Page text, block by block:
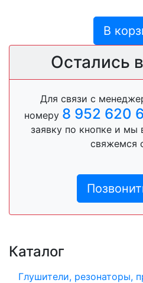
В
Остались
Для связи с
номеру 8 952 620
заявку по кнопке и
свяжемся
Каталог
Глушители, резонаторы,